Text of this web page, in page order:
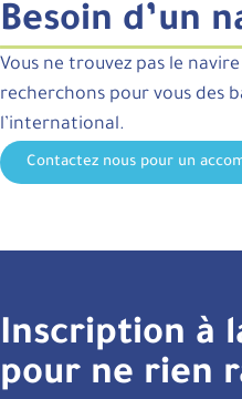
Besoin d’un
Vous ne trouvez pas le
recherchons pour vous des
l’international.
Contactez nous pour un
Inscription à
pour ne rien